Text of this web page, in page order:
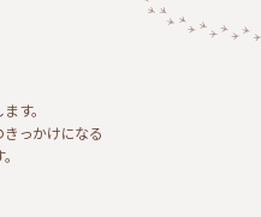
す。
っかけになる